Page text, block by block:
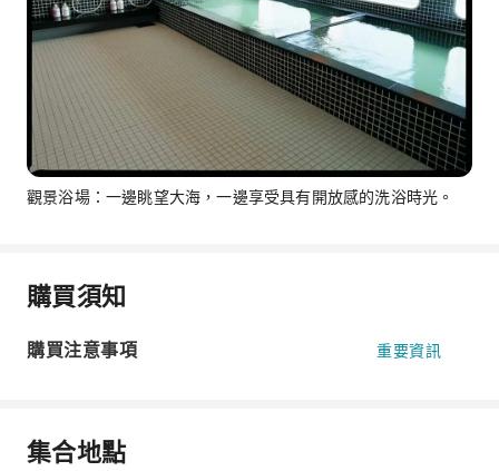
觀景浴場：一邊眺望大海，一邊享受具有開放感的洗浴時光。
購買須知
購買注意事項 重要資訊
集合地點